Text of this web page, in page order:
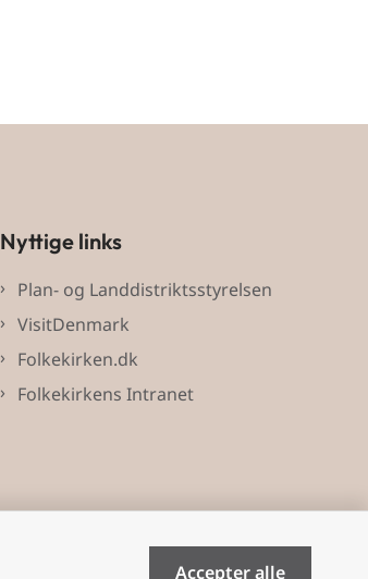
Nyttige links
Plan- og Landdistriktsstyrelsen
VisitDenmark
Folkekirken.dk
Folkekirkens Intranet
Accepter alle